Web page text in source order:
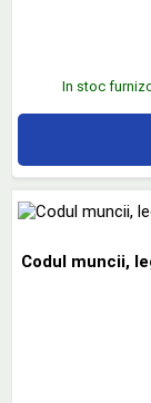
In stoc
Codul muncii,